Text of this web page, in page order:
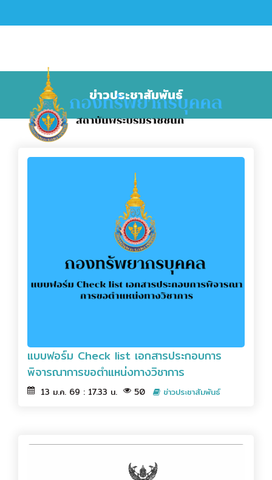
ข่าวประชาสัมพันธ์
แบบฟอร์ม Check list เอกสารประกอบการ
พิจารณาการขอตำแหน่งทางวิชาการ
13 ม.ค. 69 : 17.33 น. 50 ข่าวประชาสัมพันธ์